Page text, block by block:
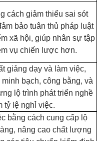
cách giảm thiểu sai sót
bảo tuân thủ pháp luật
xã hội, giúp nhân sự tập
vụ chiến lược hơn.
giảng dạy và làm việc,
bạch, công bằng, và
lộ trình phát triển nghề
tỷ lệ nghỉ việc.
bằng cách cung cấp lộ
nâng cao chất lượng